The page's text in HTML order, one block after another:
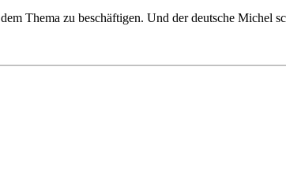
Thema zu beschäftigen. Und der deutsche Michel